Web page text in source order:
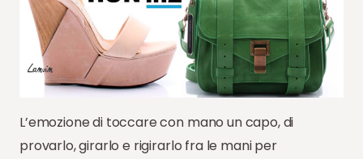
L’emozione di toccare con mano un capo, di
provarlo, girarlo e rigirarlo fra le mani per